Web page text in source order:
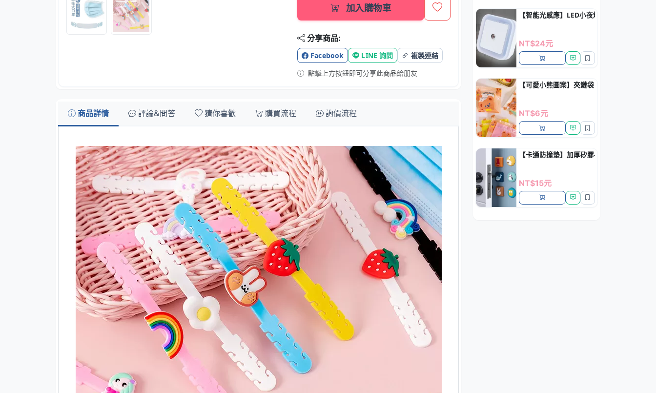
加入購物車
分享商品:
Facebook LINE 詢問
複製連結
點擊上方按鈕即可分享此商品給朋友
商品詳情 評論&問答 猜你喜歡 購買流程 詢價流程
【智能光感應】LED小夜燈 - 自動節能省電感
NT$24元
【可愛小熊圖案】夾鏈袋 - 糖果餅乾密封包
NT$6元
【卡通防撞墊】加厚矽膠-門把櫥櫃保護
NT$15元